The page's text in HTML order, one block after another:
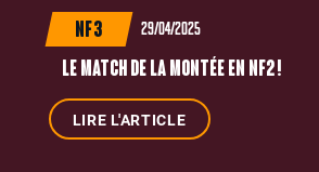
NF3 29/04/2025
LE MATCH DE LA MONTÉE EN NF2 !
LIRE L'ARTICLE